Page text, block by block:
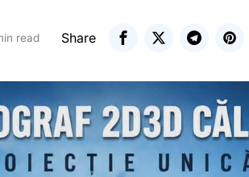
read Share